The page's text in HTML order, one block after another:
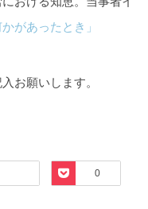
かがあったとき」
お願いします。
Pocket
0